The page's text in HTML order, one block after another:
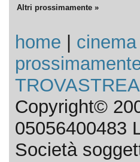
Altri prossimamente »
home cinema
Copyright©
05056400483
Società